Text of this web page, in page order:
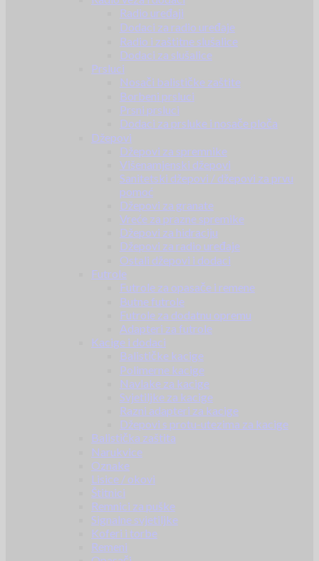
Radio uređaji
Dodaci za radio uređaje
Radio i zaštitne slušalice
Dodaci za slušalice
Prsluci
Nosači balističke zaštite
Borbeni prsluci
Prsni prsluci
Dodaci za prsluke i nosače ploča
Džepovi
Džepovi za spremnike
Višenamjenski džepovi
Sanitetski džepovi / džepovi za prvu
pomoć
Džepovi za granate
Vreće za prazne spremike
Džepovi za hidraciju
Džepovi za radio uređaje
Ostali džepovi i dodaci
Futrole
Futrole za opasače i remene
Butne futrole
Futrole za dodatnu opremu
Adapteri za futrole
Kacige i dodaci
Balističke kacige
Polimerne kacige
Navlake za kacige
Svjetiljke za kacige
Razni adapteri za kacige
Džepovi s protu-utezima za kacige
Balistička zaštita
Narukvice
Oznake
Lisice / okovi
Štitnici
Remnici za puške
Signalne svjetiljke
Koferi i torbe
Remeni